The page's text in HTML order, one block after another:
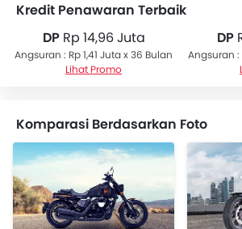
Kredit Penawaran Terbaik
DPRp 14,96 Juta
Angsuran : Rp 1,41 Juta x 36 Bulan
Lihat Promo
DP
Angsuran :
Komparasi Berdasarkan Foto